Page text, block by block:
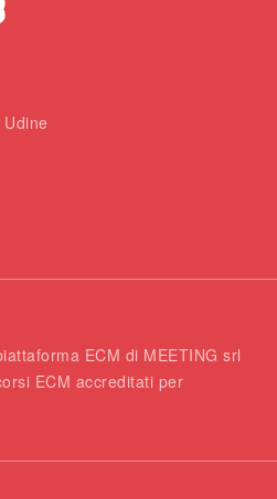
ECM di MEETING srl
ECM accreditati per